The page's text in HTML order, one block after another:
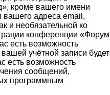
кроме вашего имени
вашего адреса email,
и необязательной ко
конференции «Форум
есть возможность
учётной записи будет
есть возможность
сообщений,
программным